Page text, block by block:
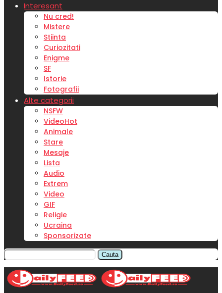
Interesant
Nu cred!
Mistere
Stiinta
Curiozitati
Enigme
SF
Istorie
Fotografii
Alte categorii
NSFW
VideoHot
Animale
Stare
Mesaje
Lista
Audio
Extrem
Video
GIF
Religie
Ucraina
Sponsorizate
Cauta